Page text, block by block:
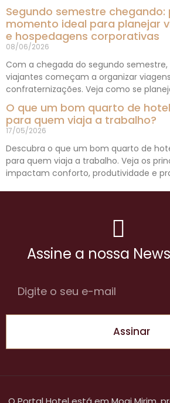
Segundo semestre chegando:
momento ideal para planejar
e hospedagens corporativas
08/06/2026
Com a chegada do segundo semestre,
viajantes começam a organizar
confraternizações. Veja como se
O que um bom quarto de
para quem viaja a trabalho?
17/05/2026
Descubra o que um bom quarto de
para quem viaja a trabalho. Veja os
impactam conforto, produtividade e
Assine a nossa
Assinar